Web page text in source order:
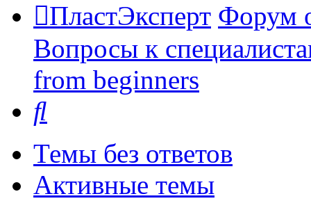
ПластЭксперт Форум
Вопросы к
from beginners
Темы без ответов
Активные темы